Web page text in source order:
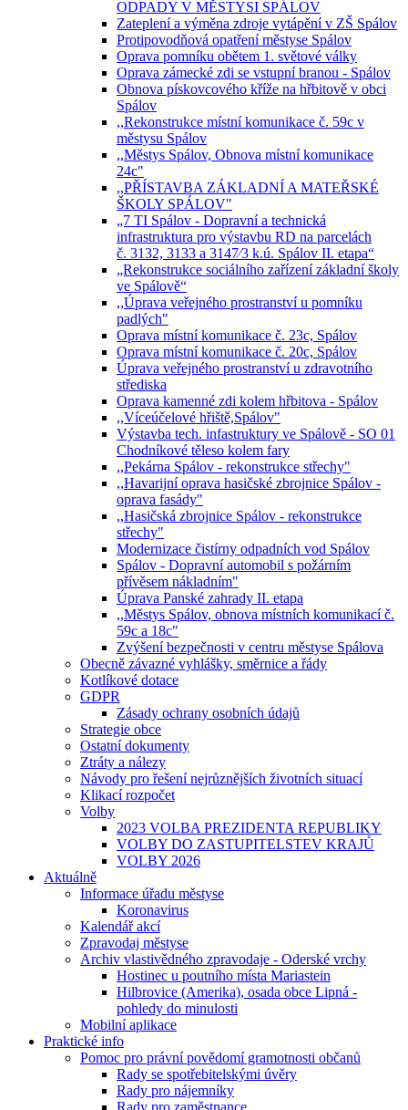
ODPADY V MĚSTYSI SPÁLOV
Zateplení a výměna zdroje vytápění v ZŠ Spálov
Protipovodňová opatření městyse Spálov
Oprava pomníku obětem 1. světové války
Oprava zámecké zdi se vstupní branou - Spálov
Obnova pískovcového kříže na hřbitově v obci
Spálov
,,Rekonstrukce místní komunikace č. 59c v
městysu Spálov
,,Městys Spálov, Obnova místní komunikace
24c"
,,PŘÍSTAVBA ZÁKLADNÍ A MATEŘSKÉ
ŠKOLY SPÁLOV"
„7 TI Spálov - Dopravní a technická
infrastruktura pro výstavbu RD na parcelách
č. 3132, 3133 a 3147⁄3 k.ú. Spálov II. etapa“
„Rekonstrukce sociálního zařízení základní školy
ve Spálově“
,,Úprava veřejného prostranství u pomníku
padlých"
Oprava místní komunikace č. 23c, Spálov
Oprava místní komunikace č. 20c, Spálov
Úprava veřejného prostranství u zdravotního
střediska
Oprava kamenné zdi kolem hřbitova - Spálov
,,Víceúčelové hřiště,Spálov"
Výstavba tech. infastruktury ve Spálově - SO 01
Chodníkové těleso kolem fary
,,Pekárna Spálov - rekonstrukce střechy"
,,Havarijní oprava hasičské zbrojnice Spálov -
oprava fasády"
,,Hasičská zbrojnice Spálov - rekonstrukce
střechy"
Modernizace čistírny odpadních vod Spálov
Spálov - Dopravní automobil s požárním
přívěsem nákladním"
Úprava Panské zahrady II. etapa
,,Městys Spálov, obnova místních komunikací č.
59c a 18c"
Zvýšení bezpečnosti v centru městyse Spálova
Obecně závazné vyhlášky, směrnice a řády
Kotlíkové dotace
GDPR
Zásady ochrany osobních údajů
Strategie obce
Ostatní dokumenty
Ztráty a nálezy
Návody pro řešení nejrůznějších životních situací
Klikací rozpočet
Volby
2023 VOLBA PREZIDENTA REPUBLIKY
VOLBY DO ZASTUPITELSTEV KRAJŮ
VOLBY 2026
Aktuálně
Informace úřadu městyse
Koronavirus
Kalendář akcí
Zpravodaj městyse
Archiv vlastivědného zpravodaje - Oderské vrchy
Hostinec u poutního místa Mariastein
Hilbrovice (Amerika), osada obce Lipná -
pohledy do minulosti
Mobilní aplikace
Praktické info
Pomoc pro právní povědomí gramotnosti občanů
Rady se spotřebitelskými úvěry
Rady pro nájemníky
Rady pro zaměstnance